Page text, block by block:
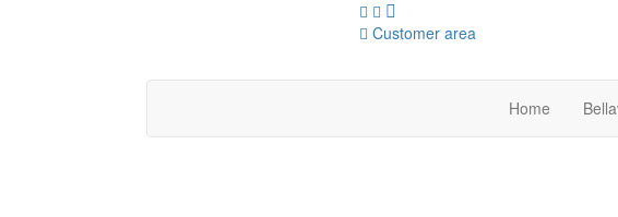
Customer area
Home